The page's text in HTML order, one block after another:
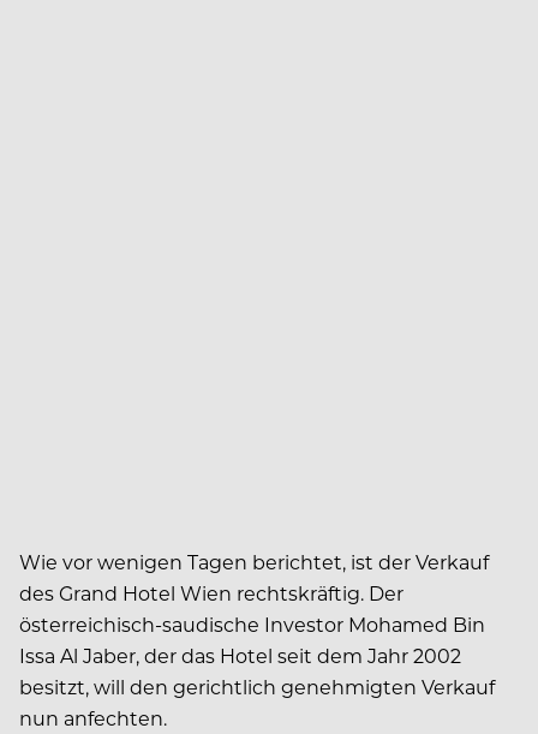
Wie vor wenigen Tagen berichtet, ist der Verkauf
des Grand Hotel Wien rechtskräftig. Der
österreichisch-saudische Investor Mohamed Bin
Issa Al Jaber, der das Hotel seit dem Jahr 2002
besitzt, will den gerichtlich genehmigten Verkauf
nun anfechten.